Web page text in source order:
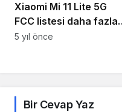
Xiaomi Mi 11 Lite 5G
FCC listesi daha fazla
özelliği ortaya koyuyor
5 yıl önce
Bir Cevap Yaz